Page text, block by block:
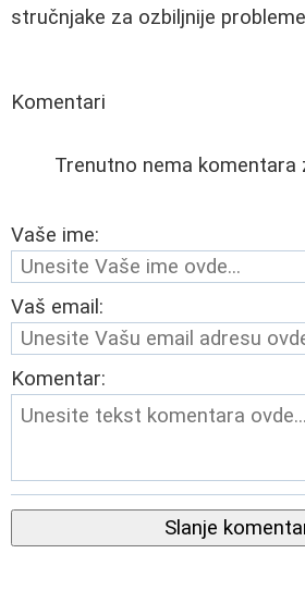
stručnjake za ozbiljnije
Komentari
Trenutno nema komentara
Vaše ime:
Vaš email:
Komentar:
Slanje